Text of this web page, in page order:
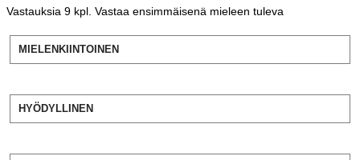
Vastauksia 9 kpl. Vastaa ensimmäisenä mieleen tuleva
MIELENKIINTOINEN
HYÖDYLLINEN